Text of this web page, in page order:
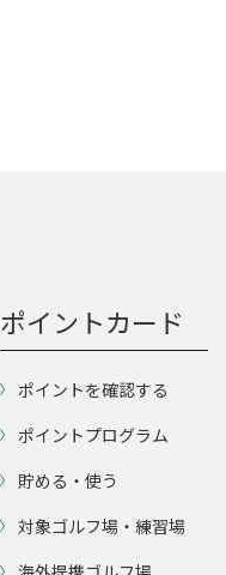
ポイントカード
ポイントを確認する
ポイントプログラム
貯める・使う
対象ゴルフ場・練習場